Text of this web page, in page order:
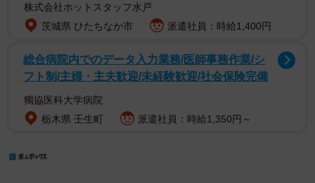
株式会社ホットスタッフ水戸
茨城県 ひたちなか市
派遣社員：時給1,400円
総合病院内でのデータ入力業務/医師事務作業/シ
フト制/主婦・主夫歓迎/未経験歓迎/社会保険完備
獨協医科大学病院
栃木県 壬生町
派遣社員：時給1,350円～